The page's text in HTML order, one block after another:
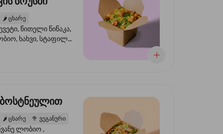
🌶️ ცხარე
წითელი წიწაკა,
ხახვი, სტაფილო,
ნიორი
🌶️ ცხარე 🥦 ვეგანური
ლობიო ,